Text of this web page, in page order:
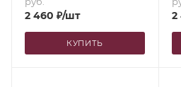
2 460 ₽/шт
КУПИТЬ
2